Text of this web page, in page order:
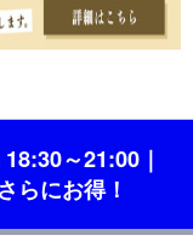
～21:00｜
らにお得！